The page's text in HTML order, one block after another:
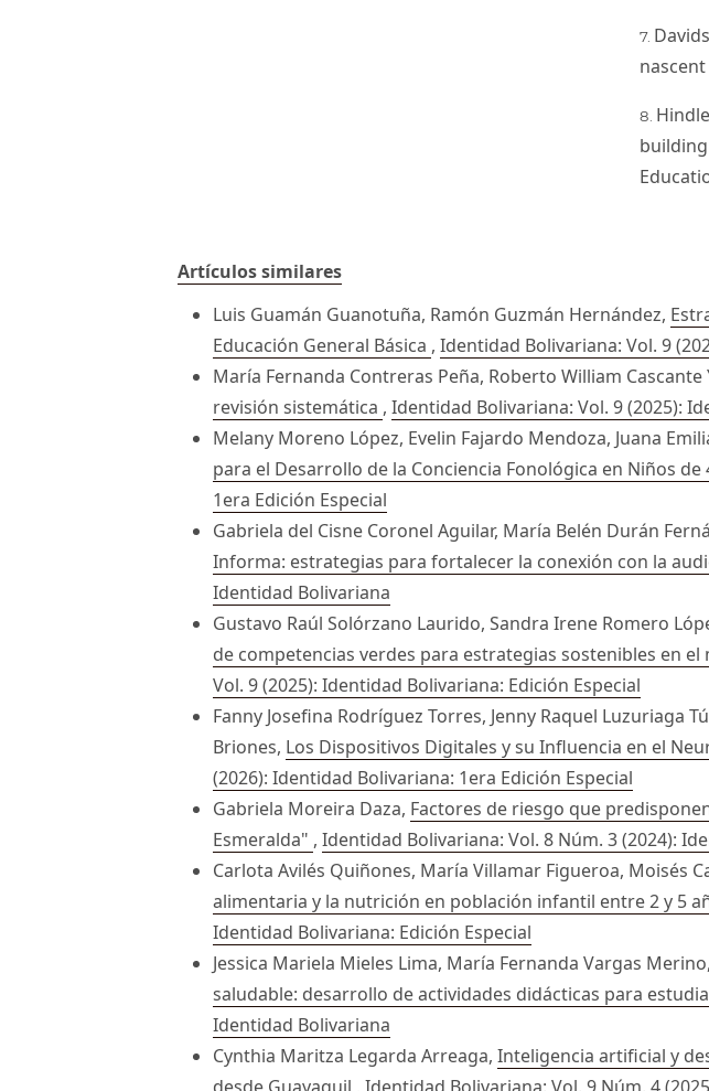
Artículos similares
Luis Guamán Guanotuña, Ramón Guzmán Hernández,
Educación General Básica ,Identidad Bolivariana: Vol. 9
María Fernanda Contreras Peña, Roberto William Cascante
revisión sistemática ,Identidad Bolivariana: Vol. 9 (2025):
Melany Moreno López, Evelin Fajardo Mendoza, Juana
para el Desarrollo de la Conciencia Fonológica en Niños de
1era Edición Especial
Gabriela del Cisne Coronel Aguilar, María Belén Durán
Informa: estrategias para fortalecer la conexión con la
Identidad Bolivariana
Gustavo Raúl Solórzano Laurido, Sandra Irene Romero
de competencias verdes para estrategias sostenibles en
Vol. 9 (2025): Identidad Bolivariana: Edición Especial
Fanny Josefina Rodríguez Torres, Jenny Raquel Luzuriaga
Briones, Los Dispositivos Digitales y su Influencia en el
(2026): Identidad Bolivariana: 1era Edición Especial
Gabriela Moreira Daza, Factores de riesgo que
Esmeralda" ,Identidad Bolivariana: Vol. 8 Núm. 3 (2024):
Carlota Avilés Quiñones, María Villamar Figueroa, Moisés
alimentaria y la nutrición en población infantil entre 2 y 5
Identidad Bolivariana: Edición Especial
Jessica Mariela Mieles Lima, María Fernanda Vargas
saludable: desarrollo de actividades didácticas para
Identidad Bolivariana
Cynthia Maritza Legarda Arreaga,Inteligencia artificial y